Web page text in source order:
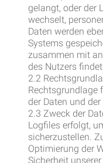
gelangt, oder der
wechselt,
Daten werden
Systems
zusammen mit
des Nutzers
2.2
Rechtsgrundlage
der Daten und
2.3 Zweck der
Logfiles erfolgt,
sicherzustellen.
Optimierung der
Sicherheit